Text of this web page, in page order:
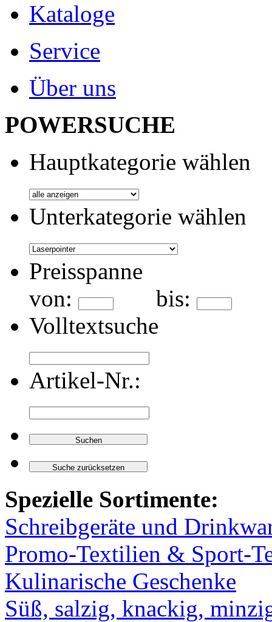
Kataloge
Service
Über uns
POWERSUCHE
Hauptkategorie wählen
Unterkategorie wählen
Preisspanne
von:
bis:
Volltextsuche
Artikel-Nr.:
Spezielle Sortimente:
Schreibgeräte und
Promo-Textilien & Sport-
Kulinarische Geschenke
Süß, salzig, knackig,